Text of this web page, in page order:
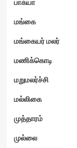
பாக்யா
மங்கை
மங்கையர் மலர்
மணிக்கொடி
மறுமலர்ச்சி
மல்லிகை
முத்தாரம்
முல்லை